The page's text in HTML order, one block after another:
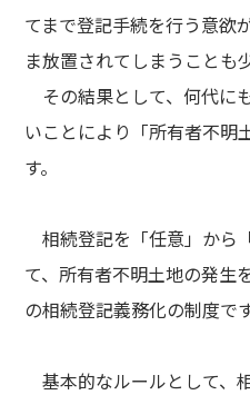
てまで登記手続を行う意欲
ま放置されてしまうことも
その結果として、何代に
いことにより「所有者不明
す。
相続登記を「任意」から
て、所有者不明土地の発生
の相続登記義務化の制度です
基本的なルールとして、